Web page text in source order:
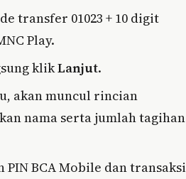
transfer 01023 + 10 digit
Play.
klikLanjut.
akan muncul rincian
nama serta jumlah tagihan
PIN BCA Mobile dan transaksi